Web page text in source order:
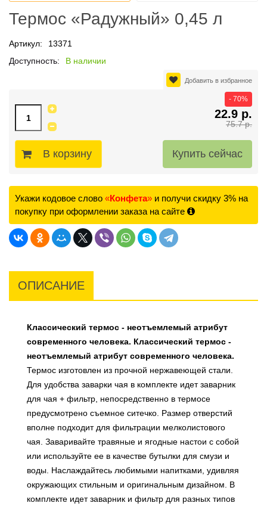
Термос «Радужный» 0,45 л
Артикул:
13371
Доступность:
В наличии
Добавить в избранное
75.7 р.
22.9 р.
- 70%
В корзину
Укажи кодовое слово «Конфета» и получи скидку 3% на
покупку при оформлении заказа на сайте
ОПИСАНИЕ
Классический термос - неотъемлемый атрибут
современного человека. Классический термос -
неотъемлемый атрибут современного человека.
Термос изготовлен из прочной нержавеющей стали.
Для удобства заварки чая в комплекте идет заварник
для чая + фильтр, непосредственно в термосе
предусмотрено съемное ситечко. Размер отверстий
вполне подходит для фильтрации мелколистового
чая. Заваривайте травяные и ягодные настои с собой
или используйте ее в качестве бутылки для смузи и
воды. Наслаждайтесь любимыми напитками, удивляя
окружающих стильным и оригинальным дизайном. В
комплекте идет заварник и фильтр для разных типов